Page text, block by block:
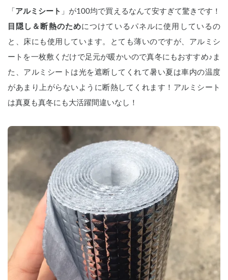
「 アルミシート 」が100均で買えるなんて安すぎて驚きです！
目隠し＆断熱のためにつけているパネルに使用しているの
と、床にも使用しています。とても薄いのですが、アルミシ
ートを一枚敷くだけで足元が暖かいので真冬にもおすすめ♪ま
た、アルミシートは光を遮断してくれて暑い夏は車内の温度
があまり上がらないように断熱してくれます！アルミシート
は真夏も真冬にも大活躍間違いなし！